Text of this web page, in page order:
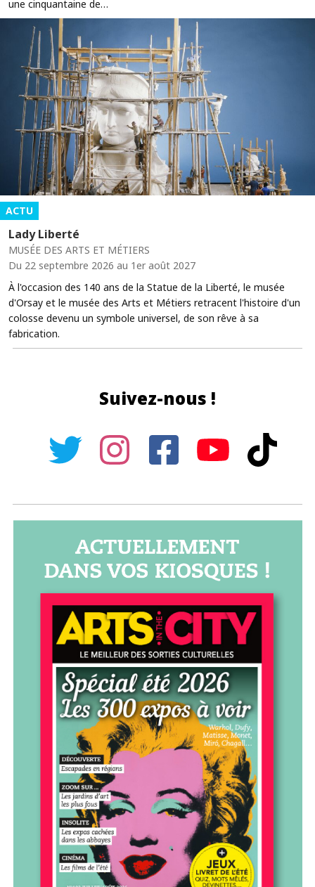
une cinquantaine de…
ACTU
Lady Liberté
MUSÉE DES ARTS ET MÉTIERS
Du 22 septembre 2026 au 1er août 2027
À l'occasion des 140 ans de la Statue de la Liberté, le musée
d'Orsay et le musée des Arts et Métiers retracent l'histoire d'un
colosse devenu un symbole universel, de son rêve à sa
fabrication.
Suivez-nous !